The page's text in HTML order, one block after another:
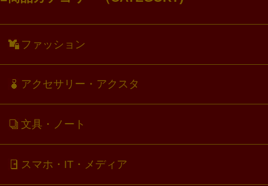
ファッション
アクセサリー・アクスタ
文具・ノート
スマホ・IT・メディア